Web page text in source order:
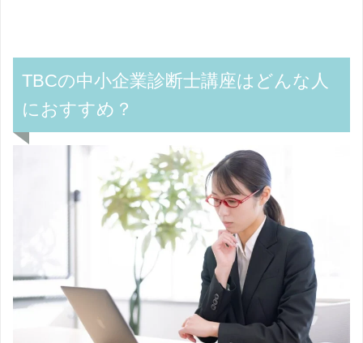
TBCの中小企業診断士講座はどんな人
におすすめ？